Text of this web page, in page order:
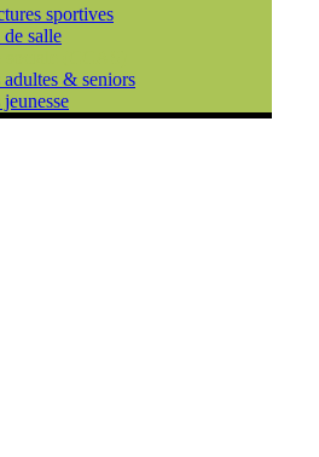
sportives
salle
& seniors